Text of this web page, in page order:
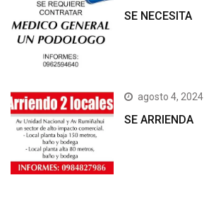
SE NECESITA
agosto 4, 2024
SE ARRIENDA